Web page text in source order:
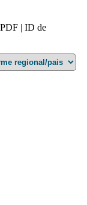
| ID de